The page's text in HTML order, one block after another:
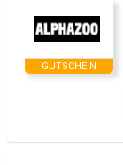
GUTSCHEIN